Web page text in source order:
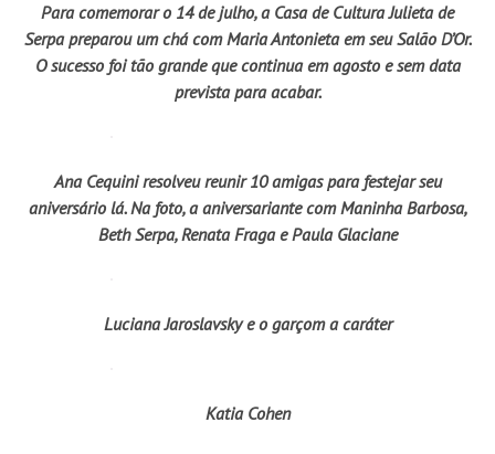
Para comemorar o 14 de julho, a Casa de Cultura Julieta de
Serpa preparou um chá com Maria Antonieta em seu Salão D’Or.
O sucesso foi tão grande que continua em agosto e sem data
prevista para acabar.
Ana Cequini resolveu reunir 10 amigas para festejar seu
aniversário lá. Na foto, a aniversariante com Maninha Barbosa,
Beth Serpa, Renata Fraga e Paula Glaciane
Luciana Jaroslavsky e o garçom a caráter
Katia Cohen